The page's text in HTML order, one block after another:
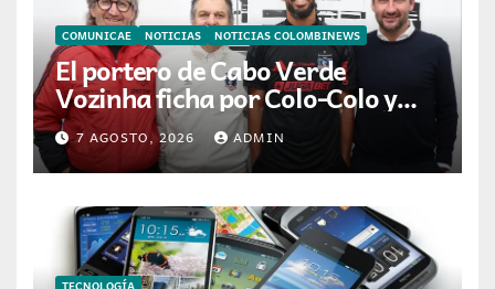
COMUNICAE NOTICIAS NOTICIAS COLOMBINEWS
El portero de Cabo Verde
Vozinha ficha por Colo-Colo y
JETOUR respalda su nueva
etapa
7 AGOSTO, 2026 ADMIN
TECNOLOGÍA